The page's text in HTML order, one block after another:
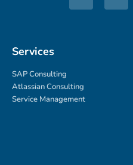
Services
SAP Consulting
Atlassian Consulting
Service Management